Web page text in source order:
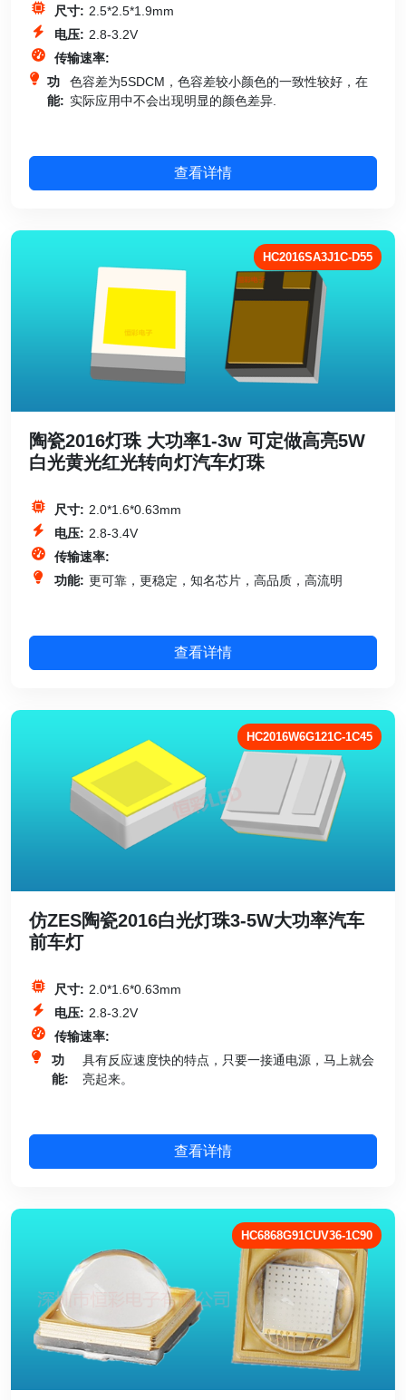
尺寸: 2.5*2.5*1.9mm
电压: 2.8-3.2V
传输速率:
功
能:
色容差为5SDCM，色容差较小颜色的一致性较好，在
实际应用中不会出现明显的颜色差异.
查看详情
HC2016SA3J1C-D55
陶瓷2016灯珠 大功率1-3w 可定做高亮5W
白光黄光红光转向灯汽车灯珠
尺寸: 2.0*1.6*0.63mm
电压: 2.8-3.4V
传输速率:
功能: 更可靠，更稳定，知名芯片，高品质，高流明
查看详情
HC2016W6G121C-1C45
仿ZES陶瓷2016白光灯珠3-5W大功率汽车
前车灯
尺寸: 2.0*1.6*0.63mm
电压: 2.8-3.2V
传输速率:
功
能:
具有反应速度快的特点，只要一接通电源，马上就会
亮起来。
查看详情
HC6868G91CUV36-1C90